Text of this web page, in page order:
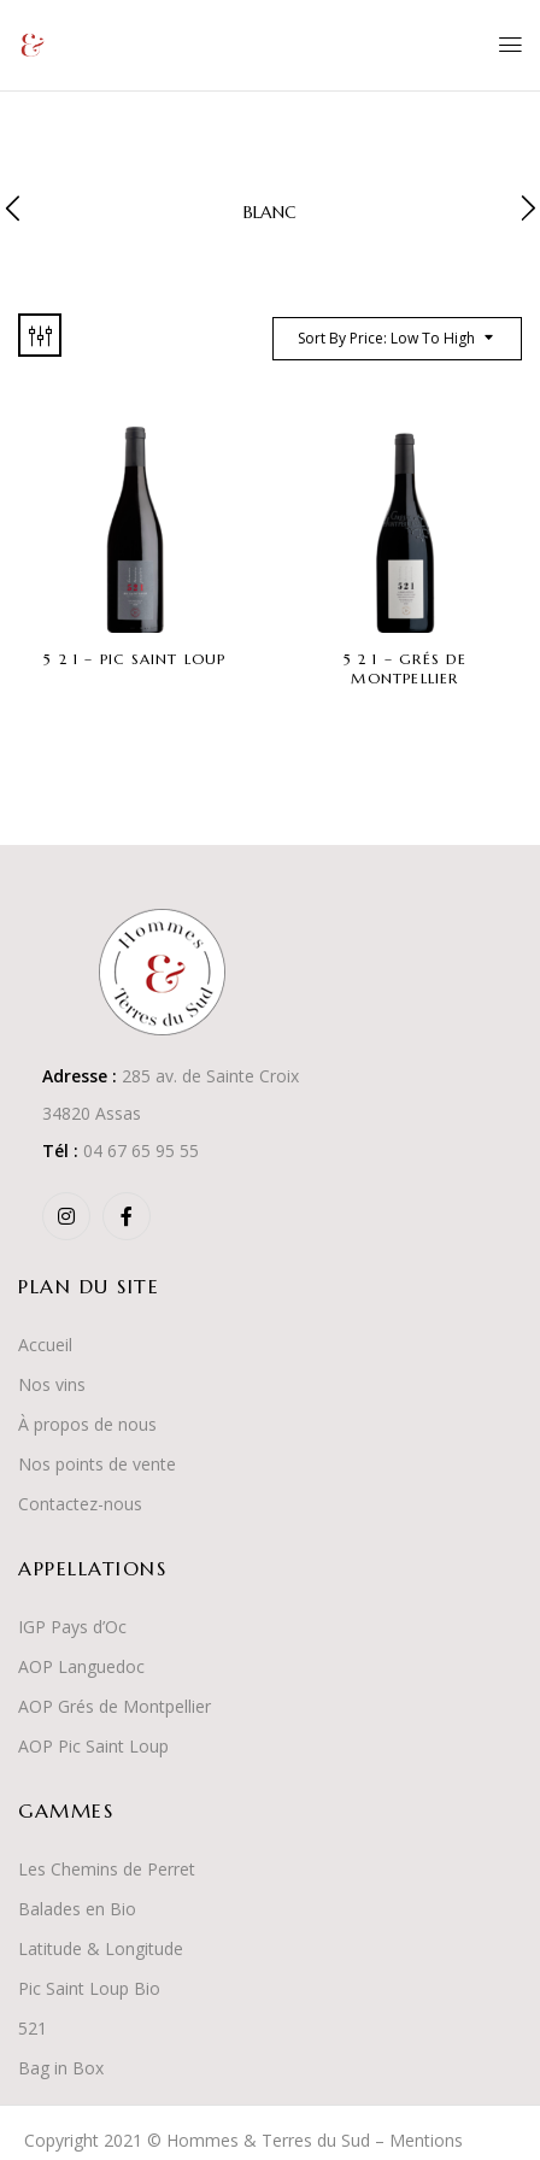
BLANC
Sort By Price: Low To High
5 2 1 – PIC SAINT LOUP
5 2 1 – GRÉS DE
MONTPELLIER
Adresse : 285 av. de Sainte Croix
34820 Assas
Tél : 04 67 65 95 55
PLAN DU SITE
Accueil
Nos vins
À propos de nous
Nos points de vente
Contactez-nous
APPELLATIONS
IGP Pays d’Oc
AOP Languedoc
AOP Grés de Montpellier
AOP Pic Saint Loup
GAMMES
Les Chemins de Perret
Balades en Bio
Latitude & Longitude
Pic Saint Loup Bio
521
Bag in Box
Copyright 2021 © Hommes & Terres du Sud – Mentions